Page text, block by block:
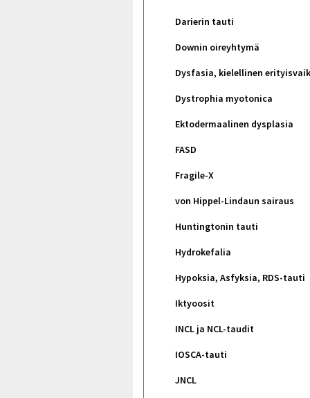
Darierin tauti
Downin oireyhtymä
Dysfasia, kielellinen
Dystrophia myotonica
Ektodermaalinen dysplasia
FASD
Fragile-X
von Hippel-Lindaun sairaus
Huntingtonin tauti
Hydrokefalia
Hypoksia, Asfyksia, RDS-tauti
Iktyoosit
INCL ja NCL-taudit
IOSCA-tauti
JNCL